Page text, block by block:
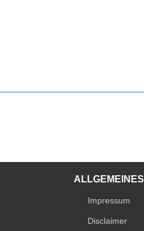
ALLGEMEINES
Impressum
Disclaimer